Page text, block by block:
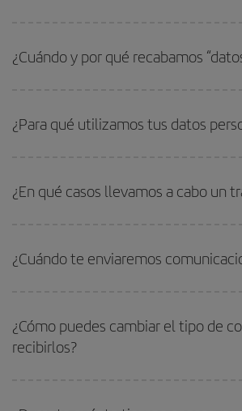
¿Cuándo y por qué recabamos
¿Para qué utilizamos tus datos
¿En qué casos llevamos a cabo un
¿Cuándo te enviaremos
¿Cómo puedes cambiar el tipo de
recibirlos?